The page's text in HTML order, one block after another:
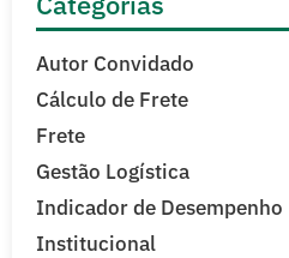
Autor Convidado
Cálculo de Frete
Frete
Gestão Logística
Indicador de Desempenho
Institucional